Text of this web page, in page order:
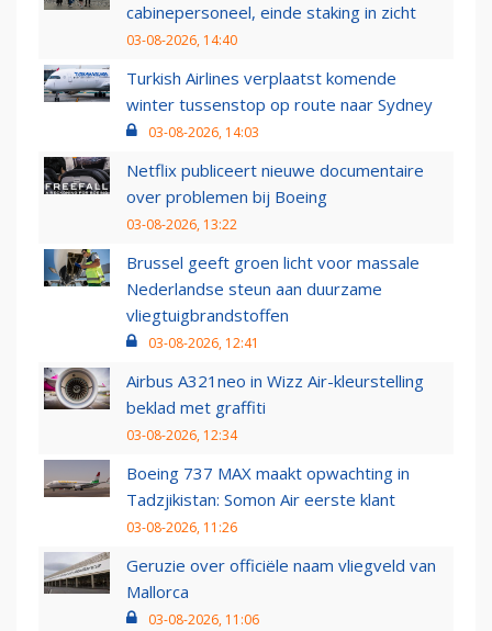
cabinepersoneel, einde staking in zicht
03-08-2026, 14:40
Turkish Airlines verplaatst komende
winter tussenstop op route naar Sydney
03-08-2026, 14:03
Netflix publiceert nieuwe documentaire
over problemen bij Boeing
03-08-2026, 13:22
Brussel geeft groen licht voor massale
Nederlandse steun aan duurzame
vliegtuigbrandstoffen
03-08-2026, 12:41
Airbus A321neo in Wizz Air-kleurstelling
beklad met graffiti
03-08-2026, 12:34
Boeing 737 MAX maakt opwachting in
Tadzjikistan: Somon Air eerste klant
03-08-2026, 11:26
Geruzie over officiële naam vliegveld van
Mallorca
03-08-2026, 11:06